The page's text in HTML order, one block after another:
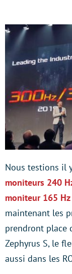
Nous testions il
moniteurs 240
moniteur 165
maintenant les
prendront place
Zephyrus S, le
aussi dans les